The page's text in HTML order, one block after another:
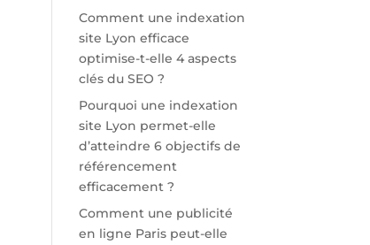
Comment une indexation
site Lyon efficace
optimise-t-elle 4 aspects
clés du SEO ?
Pourquoi une indexation
site Lyon permet-elle
d’atteindre 6 objectifs de
référencement
efficacement ?
Comment une publicité
en ligne Paris peut-elle